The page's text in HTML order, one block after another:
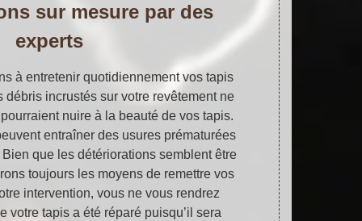
sur mesure par des
experts
à entretenir quotidiennement vos tapis
débris incrustés sur votre revêtement ne
nuire à la beauté de vos tapis.
entraîner des usures prématurées
que les détériorations semblent être
toujours les moyens de remettre vos
intervention, vous ne vous rendrez
votre tapis a été réparé puisqu’il sera